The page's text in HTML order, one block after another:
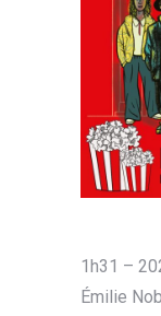
1h31 –
Émilie